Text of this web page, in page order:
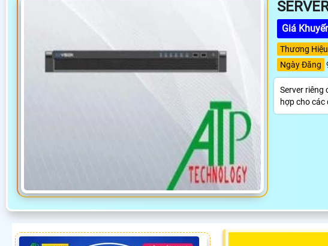
Giá
Thương Hiệu
Ngày Đăng
Server riêng
hợp cho các